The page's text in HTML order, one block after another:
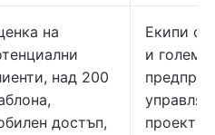
на
над 200
достъп,
Екипи от
и големи
проекти